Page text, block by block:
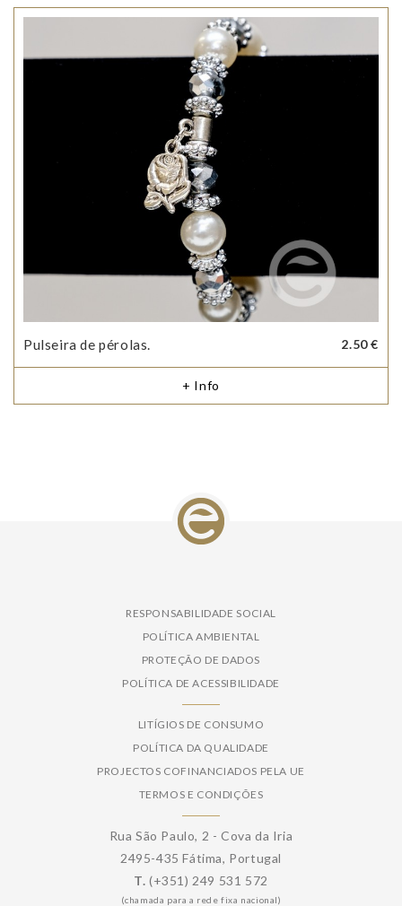
Pulseira de pérolas. 2.50 €
+ Info
RESPONSABILIDADE SOCIAL
POLÍTICA AMBIENTAL
PROTEÇÃO DE DADOS
POLÍTICA DE ACESSIBILIDADE
LITÍGIOS DE CONSUMO
POLÍTICA DA QUALIDADE
PROJECTOS COFINANCIADOS PELA UE
TERMOS E CONDIÇÕES
Rua São Paulo, 2 - Cova da Iria
2495-435 Fátima, Portugal
T. (+351) 249 531 572
(chamada para a rede fixa nacional)